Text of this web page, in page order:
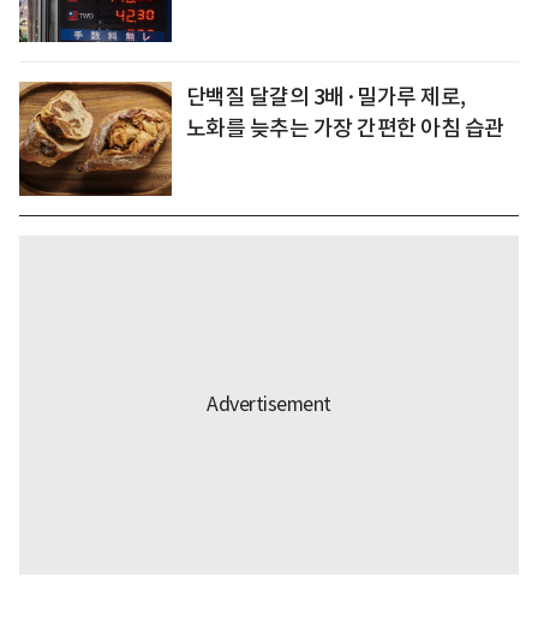
단백질 달걀의 3배·밀가루 제로,
노화를 늦추는 가장 간편한 아침 습관